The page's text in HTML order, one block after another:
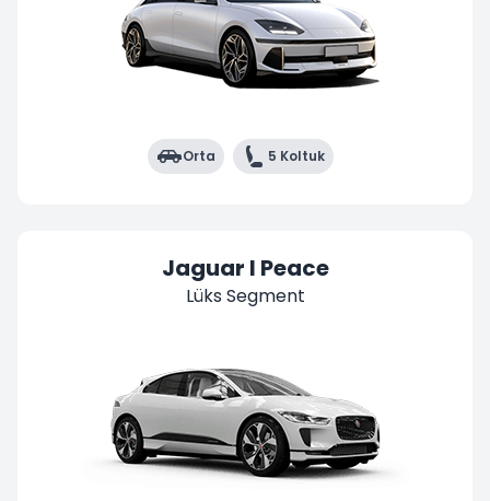
Orta 5 Koltuk
Jaguar I Peace
Lüks Segment